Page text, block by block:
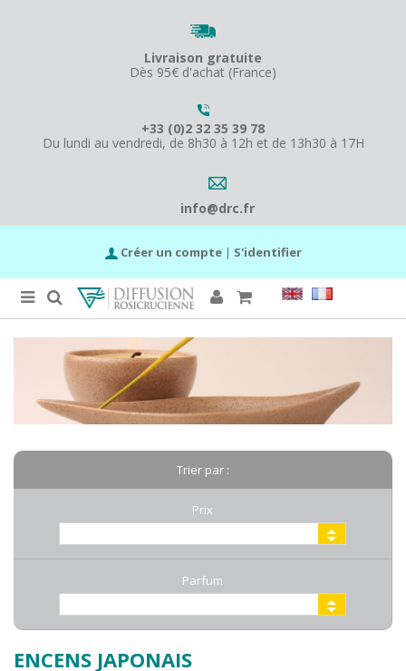
Livraison gratuite
Dès 95€ d'achat (France)
+33 (0)2 32 35 39 78
Du lundi au vendredi, de 8h30 à 12h et de 13h30 à 17H
info@drc.fr
Créer un compte | S'identifier
Trier par :
Prix
Parfum
ENCENS JAPONAIS